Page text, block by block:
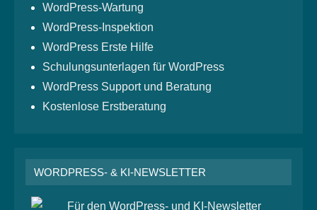
WordPress-Wartung
WordPress-Inspektion
WordPress Erste Hilfe
Schulungsunterlagen für WordPress
WordPress Support und Beratung
Kostenlose Erstberatung
WORDPRESS- & KI-NEWSLETTER